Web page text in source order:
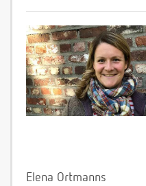
Elena Ortmanns